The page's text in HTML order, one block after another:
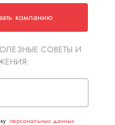
компанию
СОВЕТЫ И
персональных данных